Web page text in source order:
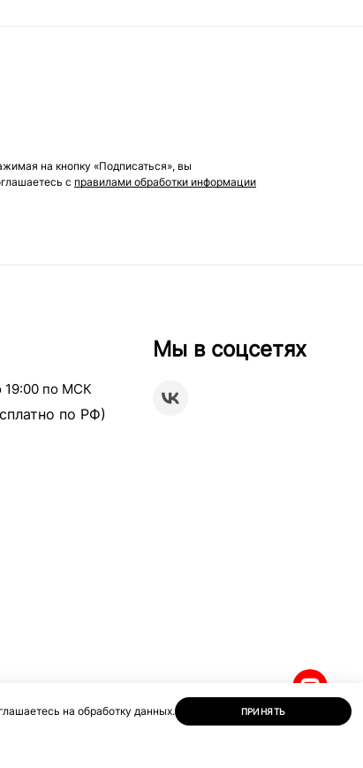
на кнопку «Подписаться», вы
с правилами обработки информации
19:00 по МСК
по РФ)
Мы в соцсетях
на обработку данных. ПРИНЯТЬ